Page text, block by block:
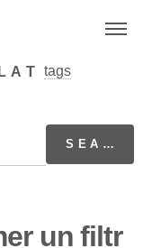
tags
un filtr